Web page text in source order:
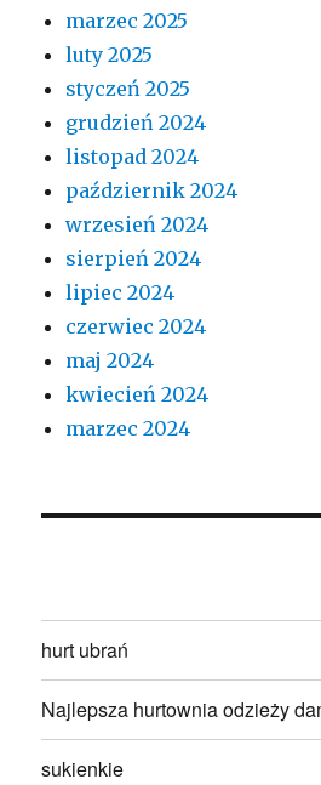
marzec 2025
luty 2025
styczeń 2025
grudzień 2024
listopad 2024
październik 2024
wrzesień 2024
sierpień 2024
lipiec 2024
czerwiec 2024
maj 2024
kwiecień 2024
marzec 2024
hurt ubrań
Najlepsza hurtownia odzieży
sukienkie